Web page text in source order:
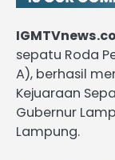
sepatu Roda
A), berhasil
Kejuaraan
Gubernur
Lampung.